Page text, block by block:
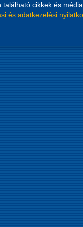
cikkek és
és adatkezelési